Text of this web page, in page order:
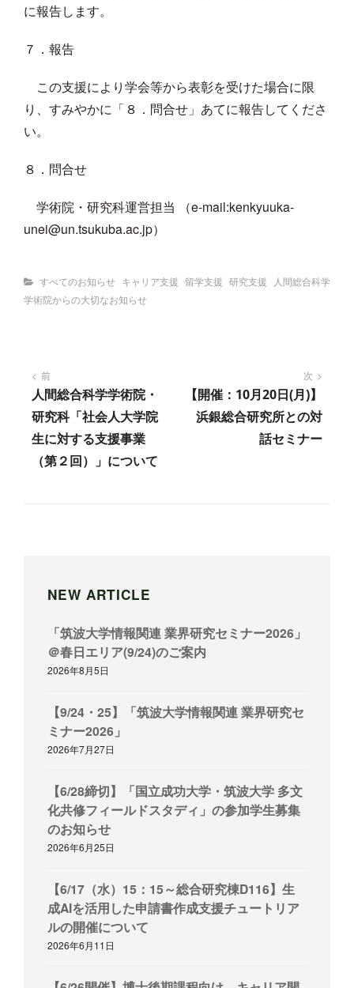
に報告します。
７．報告
この支援により学会等から表彰を受けた場合に限
り、すみやかに「８．問合せ」あてに報告してくださ
い。
８．問合せ
学術院・研究科運営担当 （e-mail:kenkyuuka-
unei@un.tsukuba.ac.jp）
Categories
すべてのお知らせ キャリア支援 留学支援 研究支援
人間総合科学
学術院からの大切なお知らせ
投
稿
ナ
ビ
前
人間総合科学学術院・
研究科「社会人大学院
生に対する支援事業
（第２回）」について
次
【開催：10月20日(月)】
浜銀総合研究所との対
話セミナー
NEW ARTICLE
「筑波大学情報関連 業界研究セミナー2026」
＠春日エリア(9/24)のご案内
2026年8月5日
【9/24・25】「筑波大学情報関連 業界研究セ
ミナー2026」
2026年7月27日
【6/28締切】「国立成功大学・筑波大学 多文
化共修フィールドスタディ」の参加学生募集
のお知らせ
2026年6月25日
【6/17（水）15：15～総合研究棟D116】生
成AIを活用した申請書作成支援チュートリア
ルの開催について
2026年6月11日